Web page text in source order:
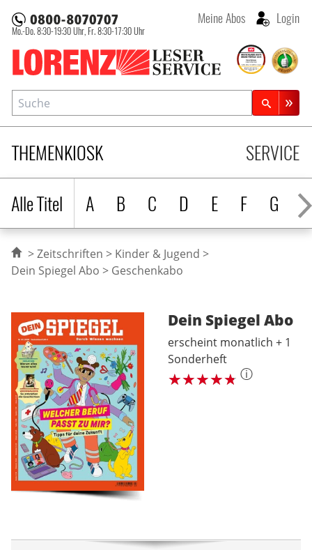
Lorenz Leserservice
Mo.-Do. 8:30-19:30 Uhr, Fr. 8:30-17:30 Uhr
Meine Abos Login
THEMENKIOSK
Alle Titel
A B C D E F G H
SERVICE
Suche
Zeitschriftensuche
Zeitschriften
Kinder & Jugend
Dein Spiegel Abo
Geschenkabo
Dein Spiegel Abo
erscheint monatlich + 1
Sonderheft
ⓘ